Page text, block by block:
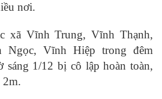
nơi.
xã Vĩnh Trung, Vĩnh Thạnh,
Ngọc, Vĩnh Hiệp trong đêm
sáng 1/12 bị cô lập hoàn toàn,
2m.